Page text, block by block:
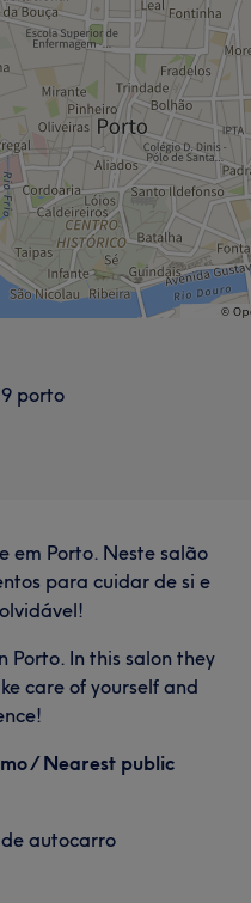
porto
em Porto. Neste salão
para cuidar de si e
Porto. In this salon they
care of yourself and
/ Nearest public
autocarro